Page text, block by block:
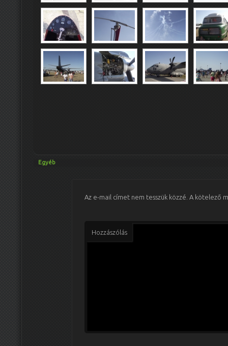
Egyéb
Az e-mail címet nem tesszük közzé. A kötelező
Hozzászólás